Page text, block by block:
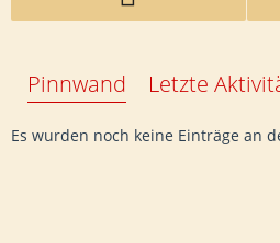
Pinnwand Letzte
Es wurden noch keine Einträge an